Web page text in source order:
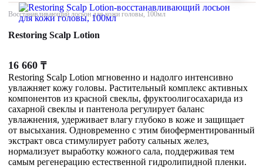
Восстанавливающий лосьон для кожи головы, 100мл
Restoring Scalp Lotion
16 660 ₸
Restoring Scalp Lotion мгновенно и надолго интенсивно
увлажняет кожу головы. Растительный комплекс активных
компонентов из красной свеклы, фруктоолигосахарида из
сахарной свеклы и пантенола регулирует баланс
увлажнения, удерживает влагу глубоко в коже и защищает
от высыхания. Одновременно с этим биоферментированный
экстракт овса стимулирует работу сальных желез,
нормализует выработку кожного сала, поддерживая тем
самым регенерацию естественной гидролипидной пленки.